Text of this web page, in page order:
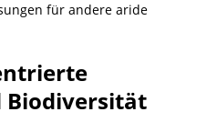
für andere aride
Biodiversität